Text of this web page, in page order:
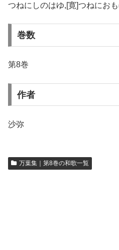
つねにしのはゆ,[寛]つねにお
巻数
第8巻
作者
沙弥
万葉集｜第8巻の和歌一覧